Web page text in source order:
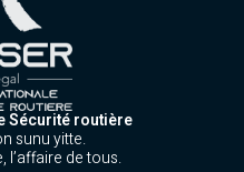
Sécurité routière
sunu yitte.
l’affaire de tous.